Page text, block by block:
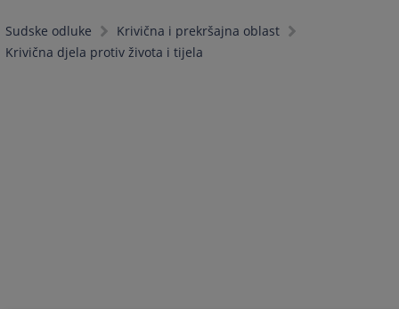
Sudske odluke
Krivična i prekršajna oblast
Krivična djela protiv života i tijela